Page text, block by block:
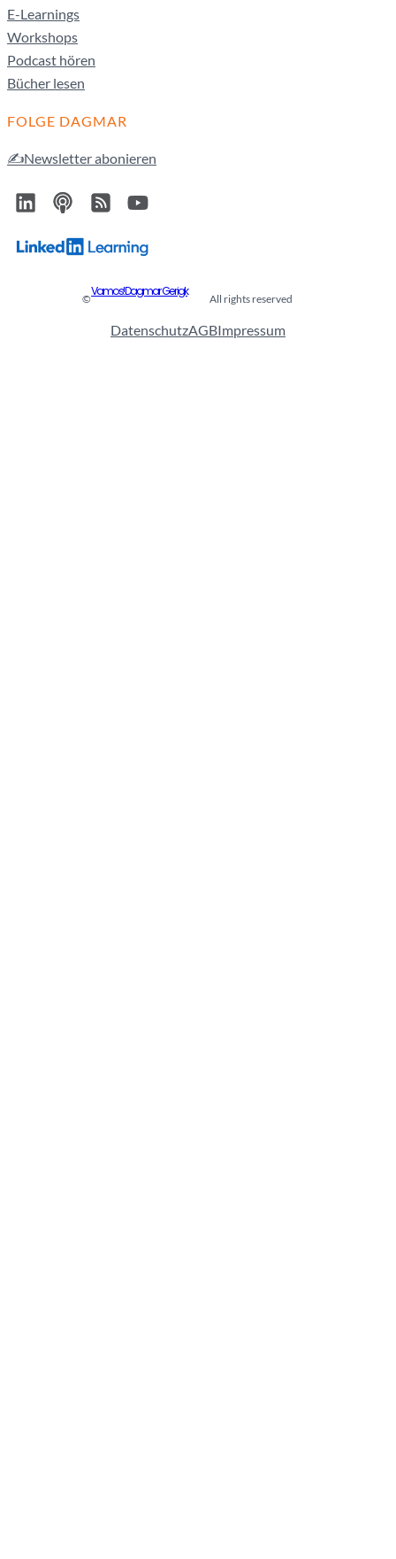
E-Learnings
Workshops
Podcast hören
Bücher lesen
FOLGE DAGMAR
✍️Newsletter abonieren
©
Vamos! Dagmar Gerigk
All rights reserved
DatenschutzAGBImpressum